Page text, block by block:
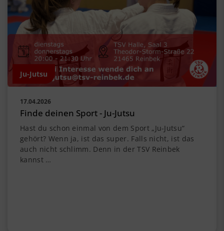
Ju-Jutsu
17.04.2026
Finde deinen Sport - Ju-Jutsu
Hast du schon einmal von dem Sport „Ju-Jutsu“
gehört? Wenn ja, ist das super. Falls nicht, ist das
auch nicht schlimm. Denn in der TSV Reinbek
kannst …